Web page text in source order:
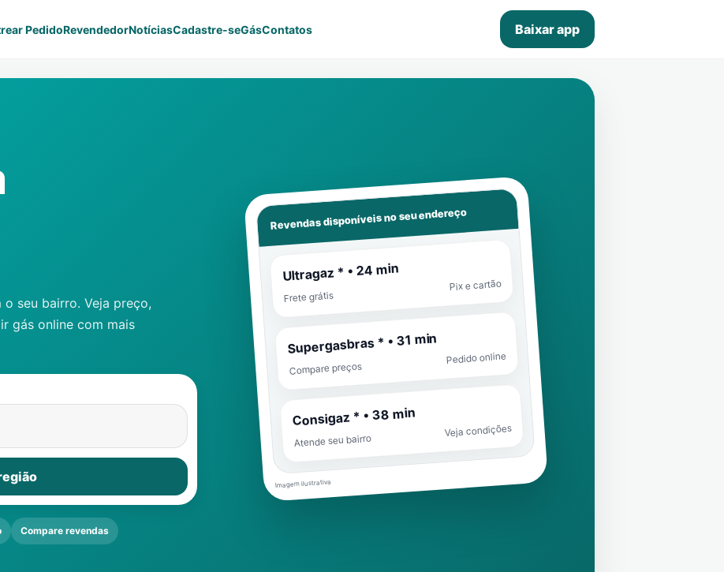
PedidoRevendedorNotíciasCadastre-seGásContatos Baixar app
seu bairro. Veja preço,
gás online com mais
Compare revendas
Revendas disponíveis no seu endereço
Ultragaz * • 24 min
Frete grátis
Pix e cartão
Supergasbras * • 31 min
Compare preços
Pedido online
Consigaz * • 38 min
Atende seu bairro
Veja condições
Imagem ilustrativa